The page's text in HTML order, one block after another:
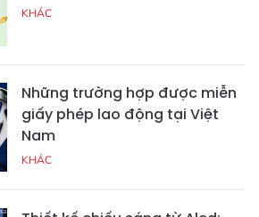
KHÁC
Những trường hợp được miễn
giấy phép lao động tại Việt
Nam
KHÁC